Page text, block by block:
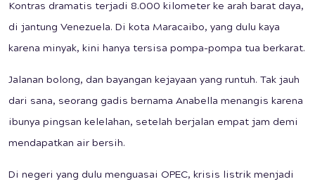
Kontras dramatis terjadi 8.000 kilometer ke arah barat daya,
di jantung Venezuela. Di kota Maracaibo, yang dulu kaya
karena minyak, kini hanya tersisa pompa-pompa tua berkarat.
Jalanan bolong, dan bayangan kejayaan yang runtuh. Tak jauh
dari sana, seorang gadis bernama Anabella menangis karena
ibunya pingsan kelelahan, setelah berjalan empat jam demi
mendapatkan air bersih.
Di negeri yang dulu menguasai OPEC, krisis listrik menjadi